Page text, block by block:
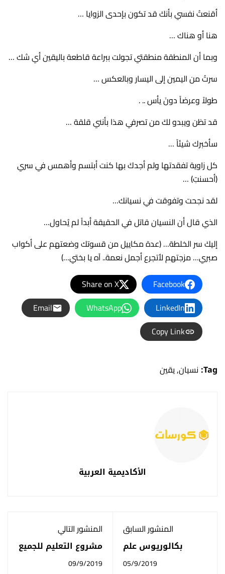
أقنعتُ نفسي بأنكَ قد تكون بإحدى الزوايا …
هنا أو هناك …
وبما أن المنطقة منطقتي تجولت ببراعة قاطعة باليقين أي شك …
سرتُ من اليمين إلى اليسار وبالعكس …
طولاً وعرضاً دونَ يأس .. .
قد تظن ويبدو لكَ من تصرفي هذا بأنني قلقة …
سأخبرك شيئاً …
كل زاوية تفقدتها ولم أجدكَ بها كنت أبتسم وأهمس في سري
(أحسنتِ) …
لقد نجحت وتفوقت في نسيانك…
الذي قال أن النسيان قاتل في الحقيقة أبداً لم يُحاول…
إليكَ سر الخلطة… (عدة مكاييل من قسوتك وضعتهم على أكواب
صبري… مزجتهم لأتجرع أجمل نعمة.. آه يا بختي…)
Facebook
Share on X
LinkedIn
WhatsApp
Email
Copy Link
Tag: نسيان,يقين
الأكاديمية العربية
المنشور السابق
بكالوريوس علم
الإجتماع تقدمة منصة
أعد
05/9/2019
المنشور التالي
مشروع التعليم للجميع
09/9/2019